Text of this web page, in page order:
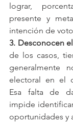
lograr,
presente y
intención de
3. Desconocen
de los casos,
generalmente
electoral en el
Esa falta de
impide
oportunidades y